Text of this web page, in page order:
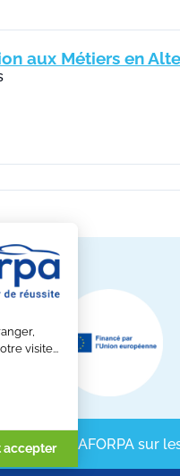
visite...
accepter
aux Métiers en
Partagez AFORPA sur